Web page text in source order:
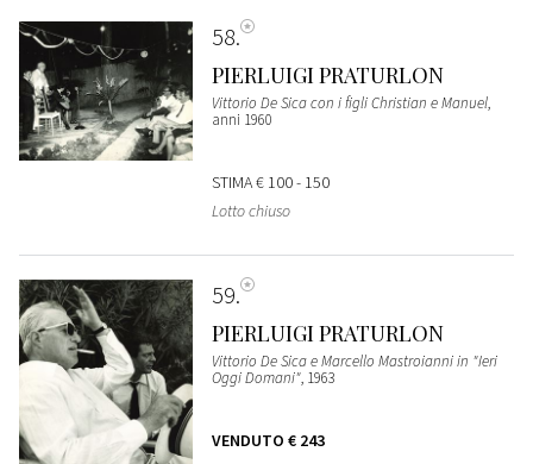
58
PIERLUIGI PRATURLON
Vittorio De Sica con i figli Christian e Manuel,
anni 1960
STIMA€ 100 - 150
Lotto chiuso
59
PIERLUIGI PRATURLON
Vittorio De Sica e Marcello Mastroianni in "Ieri
Oggi Domani", 1963
VENDUTO € 243